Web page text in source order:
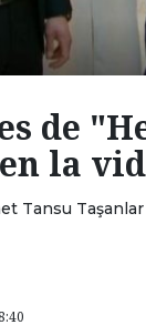
de
la
Tansu